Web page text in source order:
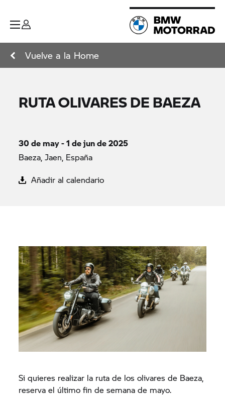
Vuelve a la Home
RUTA OLIVARES DE BAEZA
30 de may - 1 de jun de 2025
Baeza, Jaen, España
Añadir al calendario
Si quieres realizar la ruta de los olivares de Baeza,
reserva el último fin de semana de mayo.